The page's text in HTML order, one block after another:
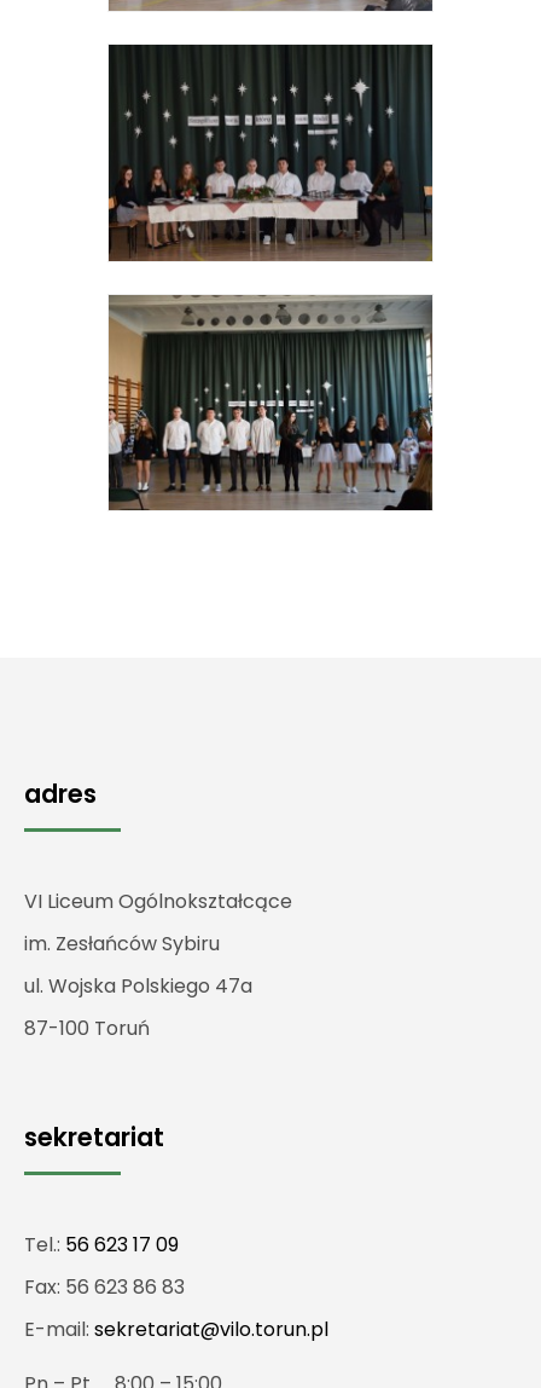
adres
VI Liceum Ogólnokształcące
im. Zesłańców Sybiru
ul. Wojska Polskiego 47a
87-100 Toruń
sekretariat
Tel.: 56 623 17 09
Fax: 56 623 86 83
E-mail: sekretariat@vilo.torun.pl